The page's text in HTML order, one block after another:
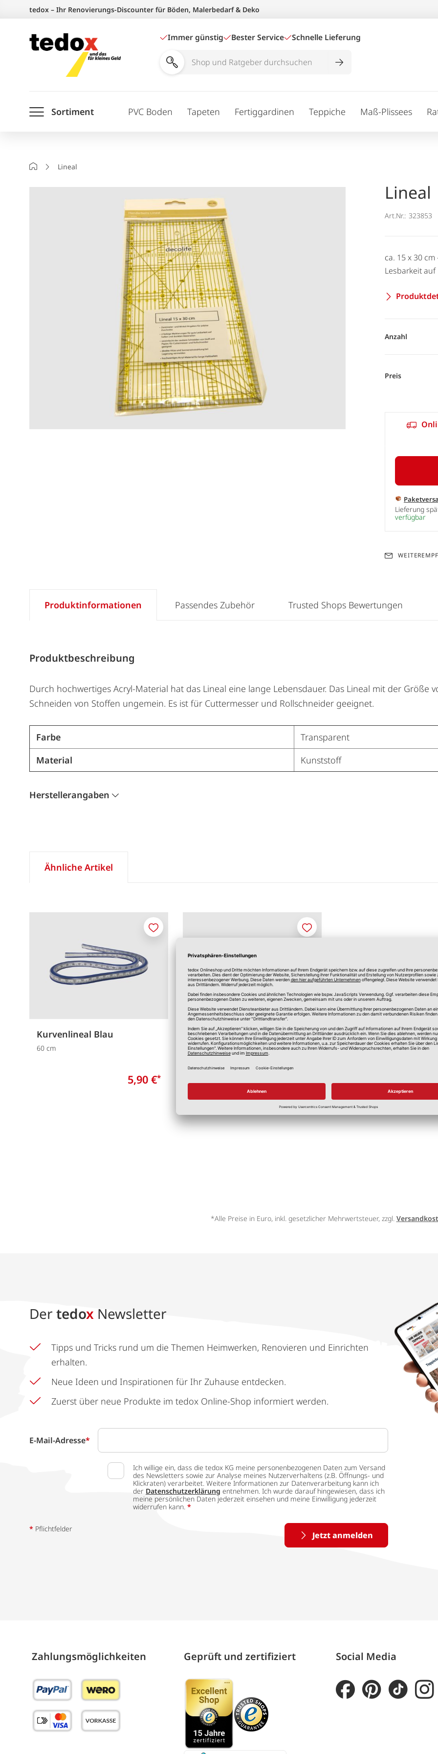
springen
tedox – Ihr Renovierungs-Discounter für Böden, Malerbedarf & Deko
Immer günstig Bester Service Schnelle Lieferung
Shop
durchsuchen
Sortiment PVC Boden Tapeten Fertiggardinen Teppiche Maß-Plissees
StartseiteLineal
Lineal
Art.Nr.: 323853
ca. 15 x 30
Lesbarkeit
Anzahl
Preis
Lieferung
verfügbar
Produktinformationen
Produktbeschreibung
Durch hochwertiges Acryl-Material hat das Lineal eine lange Lebensdauer. Das Lineal mit der Größe
Schneiden von Stoffen ungemein. Es ist für Cuttermesser und Rollschneider geeignet.
Farbe
Transparent
Material
Kunststoff
Herstellerangaben
Passendes Zubehör Trusted Shops Bewertungen
Ähnliche Artikel
Kurvenlineal Blau
60 cm
5,90 €*
Merken
Mulitifunktionslineal
Transparent
ca. 45 cm lang
4,50 €
Merken
*Alle Preise in Euro, inkl. gesetzlicher Mehrwertsteuer, zzgl.
Der tedox Newsletter
Tipps und Tricks rund um die Themen Heimwerken, Renovieren und Einrichten
erhalten.
Neue Ideen und Inspirationen für Ihr Zuhause entdecken.
Zuerst über neue Produkte im tedox Online-Shop informiert werden.
E-Mail-Adresse*
Ich willige ein, dass die tedox KG meine personenbezogenen Daten zum Versand
des Newsletters sowie zur Analyse meines Nutzerverhaltens (z.B. Öffnungs- und
Klickraten) verarbeitet. Weitere Informationen zur Datenverarbeitung kann ich
der Datenschutzerklärung entnehmen. Ich wurde darauf hingewiesen, dass ich
meine persönlichen Daten jederzeit einsehen und meine Einwilligung jederzeit
widerrufen kann. *
Jetzt anmelden
* Pflichtfelder
Zahlungs­möglich­keiten Geprüft und zertifiziert Social Media